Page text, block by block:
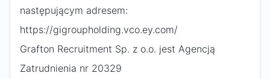
następującym adresem:
https://gigroupholding.vco.ey.com/
Grafton Recruitment Sp. z o.o. jest Agencją
Zatrudnienia nr 20329